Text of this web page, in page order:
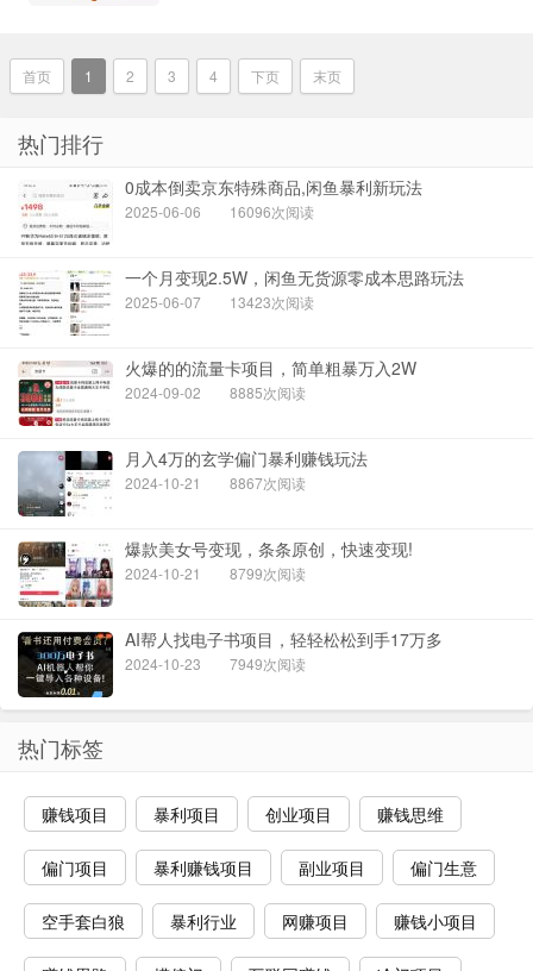
首页 1 2 3 4 下页 末页
热门排行
0成本倒卖京东特殊商品,闲鱼暴利新玩法
2025-06-06 16096次阅读
一个月变现2.5W，闲鱼无货源零成本思路玩法
2025-06-07 13423次阅读
火爆的的流量卡项目，简单粗暴万入2W
2024-09-02 8885次阅读
月入4万的玄学偏门暴利赚钱玩法
2024-10-21 8867次阅读
爆款美女号变现，条条原创，快速变现!
2024-10-21 8799次阅读
AI帮人找电子书项目，轻轻松松到手17万多
2024-10-23 7949次阅读
热门标签
赚钱项目 暴利项目 创业项目 赚钱思维
偏门项目 暴利赚钱项目 副业项目 偏门生意
空手套白狼 暴利行业 网赚项目 赚钱小项目